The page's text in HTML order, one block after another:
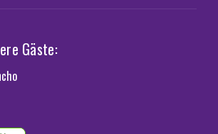
Gäste: